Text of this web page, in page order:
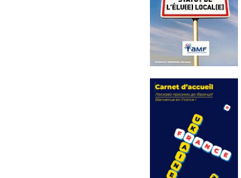
Statut de
l’élu local
Mise à jour avril
2024
FEUILLETER